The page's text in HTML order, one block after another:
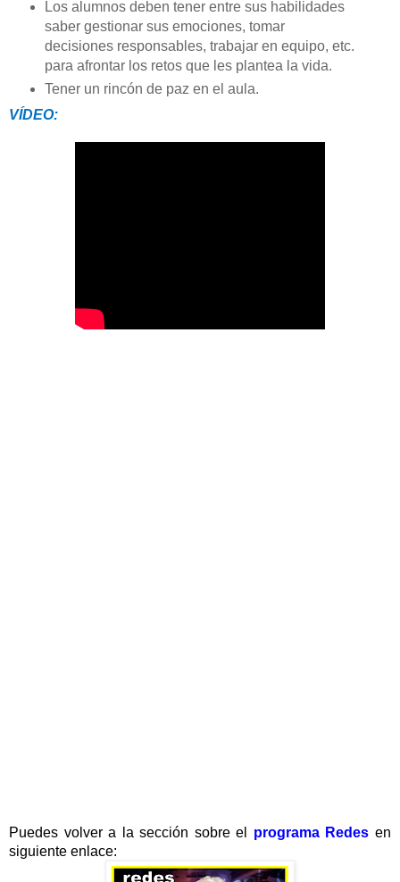
Los alumnos deben tener entre sus habilidades
saber gestionar sus emociones, tomar
decisiones responsables, trabajar en equipo, etc.
para afrontar los retos que les plantea la vida.
Tener un rincón de paz en el aula.
VÍDEO:
Puedes volver a la sección sobre el programa Redes en
siguiente enlace: